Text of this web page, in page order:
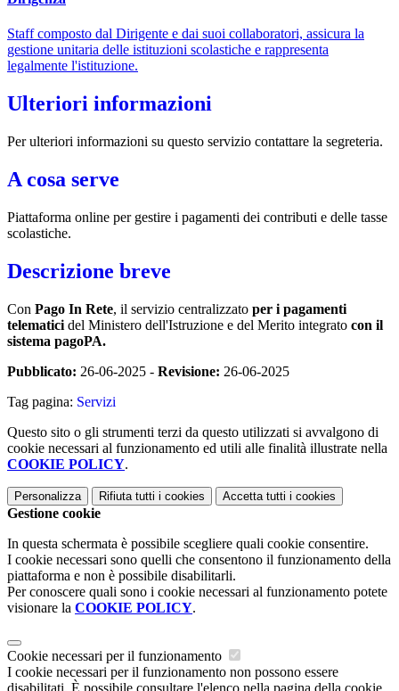
Staff composto dal Dirigente e dai suoi collaboratori, assicura la
gestione unitaria delle istituzioni scolastiche e rappresenta
legalmente l'istituzione.
Ulteriori informazioni
Per ulteriori informazioni su questo servizio contattare la segreteria.
A cosa serve
Piattaforma online per gestire i pagamenti dei contributi e delle tasse
scolastiche.
Descrizione breve
Con Pago In Rete, il servizio centralizzato per i pagamenti
telematici del Ministero dell'Istruzione e del Merito integrato con il
sistema pagoPA.
Pubblicato: 26-06-2025 - Revisione: 26-06-2025
Tag pagina: Servizi
Questo sito o gli strumenti terzi da questo utilizzati si avvalgono di
cookie necessari al funzionamento ed utili alle finalità illustrate nella
COOKIE POLICY.
Personalizza Rifiuta tutti i cookies Accetta tutti i cookies
Gestione cookie
In questa schermata è possibile scegliere quali cookie consentire.
I cookie necessari sono quelli che consentono il funzionamento della
piattaforma e non è possibile disabilitarli.
Per conoscere quali sono i cookie necessari al funzionamento potete
visionare la COOKIE POLICY.
Cookie necessari per il funzionamento
I cookie necessari per il funzionamento non possono essere
disabilitati. È possibile consultare l'elenco nella pagina della cookie